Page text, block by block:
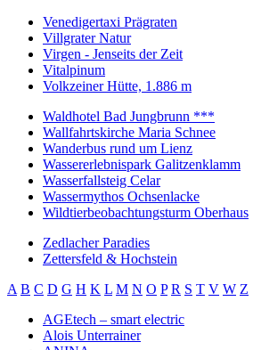
Venedigertaxi Prägraten
Villgrater Natur
Virgen - Jenseits der Zeit
Vitalpinum
Volkzeiner Hütte, 1.886 m
Waldhotel Bad Jungbrunn ***
Wallfahrtskirche Maria Schnee
Wanderbus rund um Lienz
Wassererlebnispark Galitzenklamm
Wasserfallsteig Celar
Wassermythos Ochsenlacke
Wildtierbeobachtungsturm Oberhaus
Zedlacher Paradies
Zettersfeld & Hochstein
A B C D G H K L M N O P R S T V W Z
AGEtech – smart electric
Alois Unterrainer